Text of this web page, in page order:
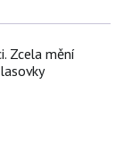
Zcela mění